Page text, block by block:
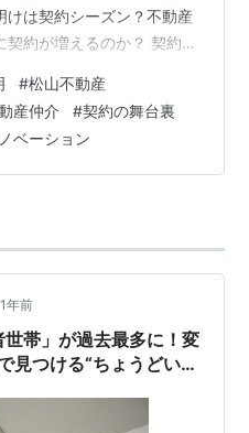
けは契約シーズン？不動産
約が増えるのか？ 契約書
客様と接していて感じる
っかけになるということ
する 「相続した家をどう
」といった話題が出やす
…
#松山不動産
産仲介 #契約の舞台裏
ベーション
1年前
世帯」が過去最多に！変
見つける“ちょうどい